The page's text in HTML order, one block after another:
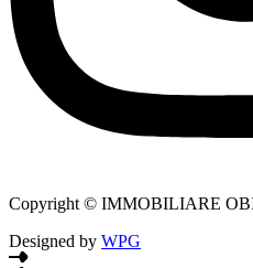
Copyright © IMMOBILIARE
Designed by WPG